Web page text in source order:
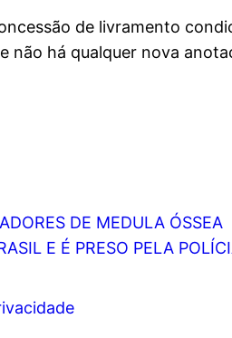
de livramento
não há qualquer nova
DE MEDULA ÓSSEA
E É PRESO PELA